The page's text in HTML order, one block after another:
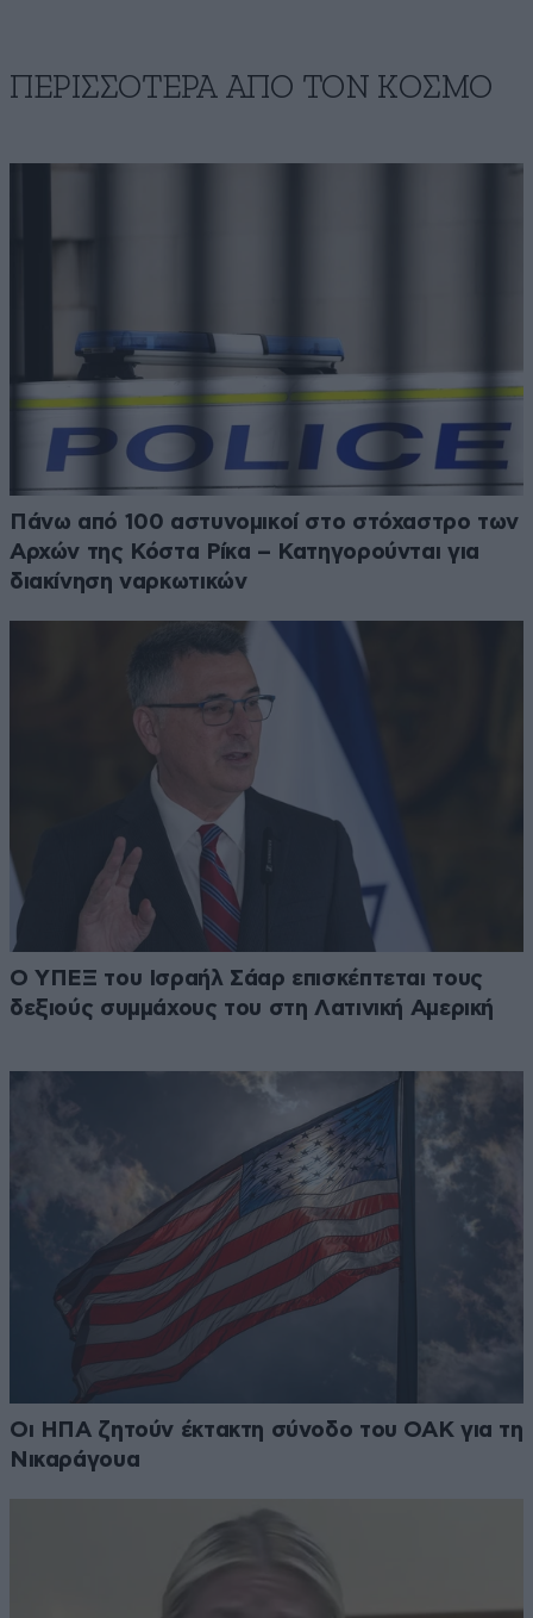
ΠΕΡΙΣΣΟΤΕΡΑ ΑΠΟ ΤΟΝ ΚΟΣΜΟ
Πάνω από 100 αστυνομικοί στο στόχαστρο των
Αρχών της Κόστα Ρίκα – Κατηγορούνται για
διακίνηση ναρκωτικών
Ο ΥΠΕΞ του Ισραήλ Σάαρ επισκέπτεται τους
δεξιούς συμμάχους του στη Λατινική Αμερική
Οι ΗΠΑ ζητούν έκτακτη σύνοδο του ΟΑΚ για τη
Νικαράγουα